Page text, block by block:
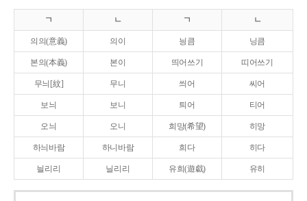
ㄱ ㄴ ㄱ ㄴ
의의(意義) 의이 닁큼 닝큼
본의(本義) 본이 띄어쓰기 띠어쓰기
무늬[紋] 무니 씌어 씨어
보늬 보니 틔어 티어
오늬 오니 희망(希望) 히망
하늬바람 하니바람 희다 히다
늴리리 닐리리 유희(遊戱) 유히